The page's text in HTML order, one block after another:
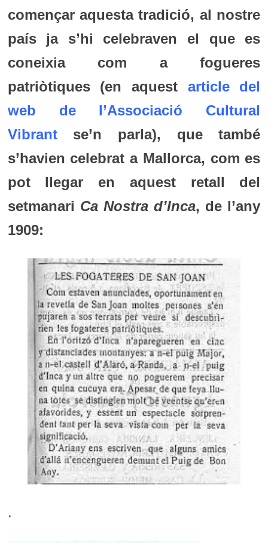
començar aquesta tradició, al nostre
país ja s’hi celebraven el que es
coneixia com a fogueres
patriòtiques (en aquest article del
web de l’Associació Cultural
Vibrantse’n parla), que també
s’havien celebrat a Mallorca, com es
pot llegar en aquest retall del
setmanari Ca Nostra d’Inca, de l’any
1909:
.